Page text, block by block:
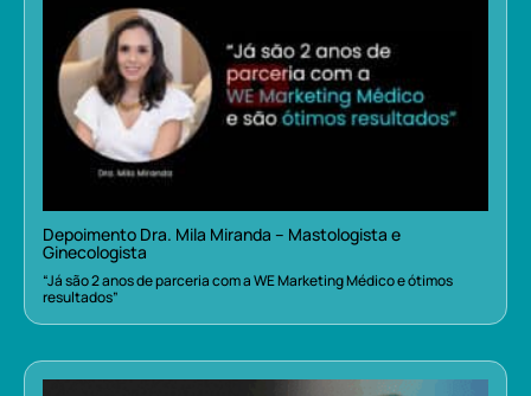
Depoimento Dra. Mila Miranda – Mastologista e
Ginecologista
“Já são 2 anos de parceria com a WE Marketing Médico e ótimos
resultados”